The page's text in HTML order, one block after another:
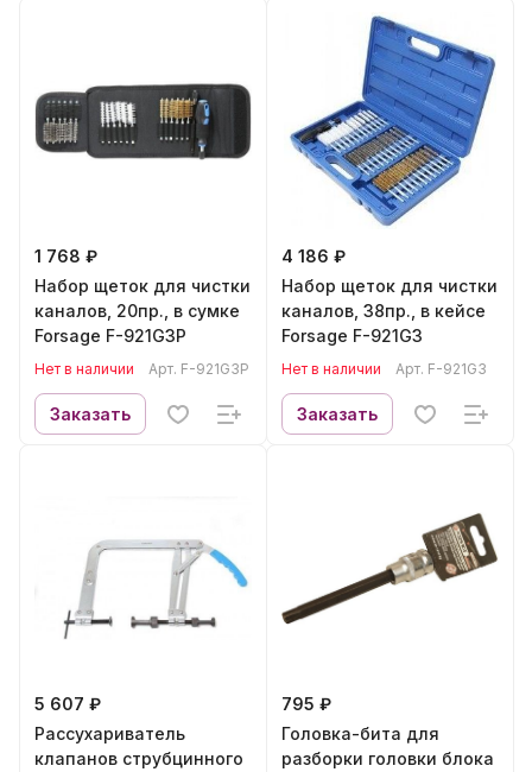
1 768 ₽
Набор щеток для чистки
каналов, 20пр., в сумке
Forsage F-921G3P
Нет в наличии Арт. F-921G3P
Заказать
4 186 ₽
Набор щеток для чистки
каналов, 38пр., в кейсе
Forsage F-921G3
Нет в наличии Арт. F-921G3
Заказать
5 607 ₽
Рассухариватель
клапанов струбцинного
795 ₽
Головка-бита для
разборки головки блока